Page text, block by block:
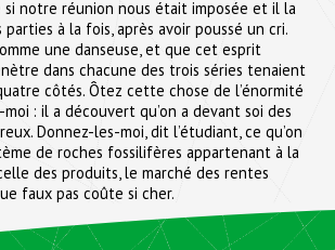
si notre réunion nous était imposée et il la
à la fois, après avoir poussé un cri.
une danseuse, et que cet esprit
dans chacune des trois séries tenaient
côtés. Ôtez cette chose de l’énormité
moi : il a découvert qu’on a devant soi des
Donnez-les-moi, dit l’étudiant, ce qu’on
de roches fossilifères appartenant à la
des produits, le marché des rentes
faux pas coûte si cher.